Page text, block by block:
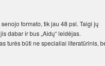
formato, tik jau 48 psl. Taigi jų
dabar ir bus „Aidų“ leidėjas.
turės būti ne specialiai literatūrinis,